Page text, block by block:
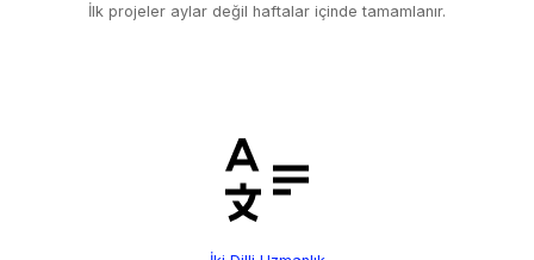
İlk projeler aylar değil haftalar içinde tamamlanır.